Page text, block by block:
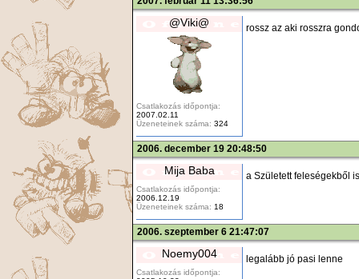
@Viki@
Csatlakozás időpontja:
2007.02.11
Üzeneteinek száma: 324
rossz az aki rosszra
2006. december 19 20:48:50
Mija Baba
Csatlakozás időpontja:
2006.12.19
Üzeneteinek száma: 18
a Született feleségekből
2006. szeptember 6 21:47:07
Noemy004
Csatlakozás időpontja:
legalább jó pasi lenne